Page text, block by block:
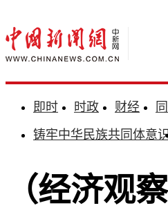
即时 时政 财经
铸牢中华民族共同体意
（经济观